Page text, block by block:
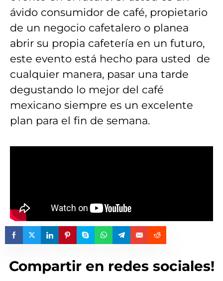
ávido consumidor de café, propietario
de un negocio cafetalero o planea
abrir su propia cafetería en un futuro,
este evento está hecho para usted de
cualquier manera, pasar una tarde
degustando lo mejor del café
mexicano siempre es un excelente
plan para el fin de semana.
Compartir en redes sociales!